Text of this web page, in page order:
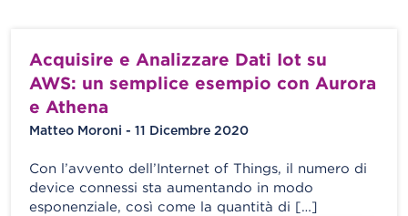
Acquisire e Analizzare Dati Iot su
AWS: un semplice esempio con Aurora
e Athena
Matteo Moroni - 11 Dicembre 2020
Con l’avvento dell’Internet of Things, il numero di
device connessi sta aumentando in modo
esponenziale, così come la quantità di […]